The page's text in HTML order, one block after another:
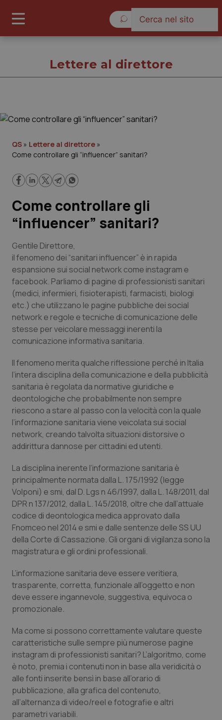
Cronache
Lavoro e Professioni
Scienza e Farmaci
Studi e Analisi
Lettere al direttore
Edizioni Regionali
Professionisti Sanitari.AI
Abruzzo
Basilicata
Calabria
Campania
Emilia-Romagna
Friuli Venezia Giulia
Lazio
Liguria
Lombardia
Marche
Molise
Piemonte
Provincia Autonoma di Bolzano
QS Pro Gold
Artrite & artrosi
Asma & BPCO
Car-T
Colesterolo & coronaropatie
Dermatite Atopica
Diabete & glucometri
Disturbi dell’umore
Dolore
Donna & Salute
Epatiti
HIV
Infezioni & Febbre
QS Club Newsletter
Lettere al direttore
QS » Lettere al direttore »
Come controllare gli “influencer” sanitari?
Come controllare gli
“influencer” sanitari?
Gentile Direttore,
il fenomeno dei “sanitari influencer” è in rapida
espansione sui social network come instagram e
facebook. Parliamo di pagine di professionisti sanitari
(medici, infermieri, fisioterapisti, farmacisti, biologi
etc.) che utilizzano le pagine pubbliche dei social
network e regole e tecniche di comunicazione delle
stesse per veicolare messaggi inerenti la
comunicazione informativa sanitaria.
Il fenomeno merita qualche riflessione perché in Italia
l’intera disciplina della comunicazione e della pubblicità
sanitaria è regolata da normative giuridiche e
deontologiche che probabilmente non sempre
riescono a stare al passo con la velocità con la quale
l’informazione sanitaria viene veicolata sui social
network, creando talvolta situazioni distorsive o
addirittura dannose per cittadini ed utenti.
La disciplina inerente l’informazione sanitaria è
principalmente normata dalla L. 175/1992 (legge
Volponi) e smi, dal D. Lgs n 46/1997, dalla L. 148/2011, dal
DPR n 137/2012, dalla L. 145/2018, oltre che dall’attuale
codice di deontologica medica approvato dalla
Fnomceo nel 2014 e smi e dalle sentenze delle SS UU
della Corte di Cassazione. Gli organi di vigilanza sono la
magistratura e gli ordini professionali.
L’informazione sanitaria deve essere veritiera,
trasparente, corretta, funzionale all’oggetto e non
deve essere ingannevole, suggestiva, equivoca o
promozionale.
Ma come si possono correttamente valutare queste
caratteristiche sulle sempre più numerose pagine
instagram di professionisti sanitari? L’algoritmo, come
è noto, premia i contenuti non in base alla veridicità o
alle fonti inserite bensì in base all’orario di
pubblicazione, alla grafica del contenuto,
all’alternanza di video/reel e fotografie e altri
parametri variabili.